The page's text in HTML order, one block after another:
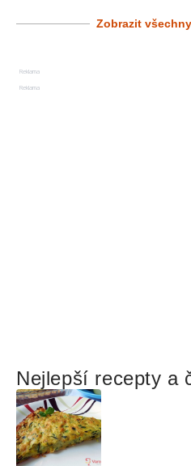
Zobrazit
Reklama
Reklama
Nejlepší recepty a